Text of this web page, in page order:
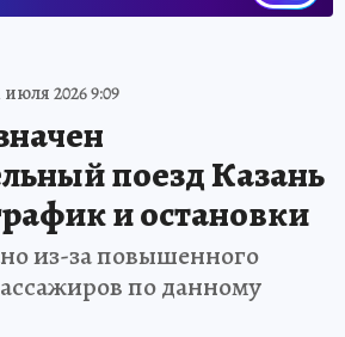
июля 2026 9:09
поезд Казань
и остановки
из-за повышенного
по данному